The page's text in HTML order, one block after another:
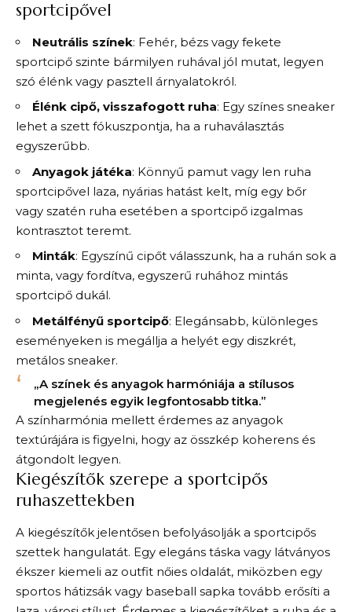
sportcipővel
Neutrális színek: Fehér, bézs vagy fekete
sportcipő szinte bármilyen ruhával jól mutat, legyen
szó élénk vagy pasztell árnyalatokról.
Élénk cipő, visszafogott ruha: Egy színes sneaker
lehet a szett fókuszpontja, ha a ruhaválasztás
egyszerűbb.
Anyagok játéka: Könnyű pamut vagy len ruha
sportcipővel laza, nyárias hatást kelt, míg egy bőr
vagy szatén ruha esetében a sportcipő izgalmas
kontrasztot teremt.
Minták: Egyszínű cipőt válasszunk, ha a ruhán sok a
minta, vagy fordítva, egyszerű ruhához mintás
sportcipő dukál.
Metálfényű sportcipő: Elegánsabb, különleges
eseményeken is megállja a helyét egy diszkrét,
metálos sneaker.
„A színek és anyagok harmóniája a stílusos
megjelenés egyik legfontosabb titka.”
A színharmónia mellett érdemes az anyagok
textúrájára is figyelni, hogy az összkép koherens és
átgondolt legyen.
Kiegészítők szerepe a sportcipős
ruhaszettekben
A kiegészítők jelentősen befolyásolják a sportcipős
szettek hangulatát. Egy elegáns táska vagy látványos
ékszer kiemeli az outfit nőies oldalát, miközben egy
sportos hátizsák vagy baseball sapka tovább erősíti a